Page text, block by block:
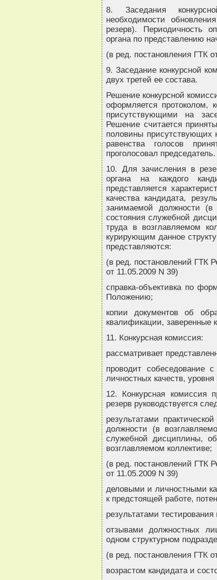
8. Заседания
необходимости
резерв). Периодичность
органа по представлению
(в ред. постановления ГТК
9. Заседание конкурсной
двух третей ее состава.
Решение конкурсной
оформляется протоколом,
присутствующими на
Решение считается
половины присутствующих
равенства голосов
проголосовал председатель.
10. Для зачисления в
органа на каждого
представляется
качества кандидата,
занимаемой должности (в
состояния служебной
труда в возглавляемом
курирующим данное
представляются:
(в ред. постановлений ГТК
от 11.05.2009 N 39)
справка-объективка по
Положению;
копии документов об
квалификации, заверенные
11. Конкурсная комиссия:
рассматривает
проводит собеседование
личностных качеств,
12. Конкурсная комиссия
резерв руководствуется
результатами
должности (в
служебной дисциплины,
возглавляемом коллективе;
(в ред. постановлений ГТК
от 11.05.2009 N 39)
деловыми и личностными
к предстоящей работе,
результатами
отзывами должностных
одном структурном
(в ред. постановления ГТК
возрастом кандидата и